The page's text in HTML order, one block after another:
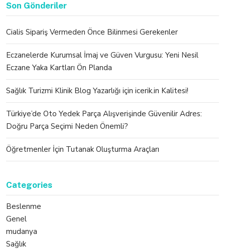
Son Gönderiler
Cialis Sipariş Vermeden Önce Bilinmesi Gerekenler
Eczanelerde Kurumsal İmaj ve Güven Vurgusu: Yeni Nesil
Eczane Yaka Kartları Ön Planda
Sağlık Turizmi Klinik Blog Yazarlığı için icerik.in Kalitesi!
Türkiye’de Oto Yedek Parça Alışverişinde Güvenilir Adres:
Doğru Parça Seçimi Neden Önemli?
Öğretmenler İçin Tutanak Oluşturma Araçları
Categories
Beslenme
Genel
mudanya
Sağlık